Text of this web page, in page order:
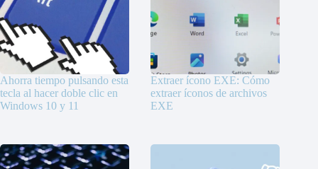
Ahorra tiempo pulsando esta
tecla al hacer doble clic en
Windows 10 y 11
Extraer ícono EXE: Cómo
extraer íconos de archivos
EXE